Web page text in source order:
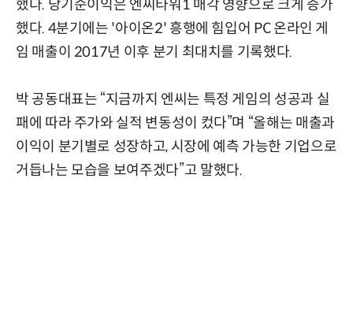
했다. 당기순이익은 엔씨타워1 매각 영향으로 크게 증가
했다. 4분기에는 '아이온2' 흥행에 힘입어 PC 온라인 게
임 매출이 2017년 이후 분기 최대치를 기록했다.
박 공동대표는 “지금까지 엔씨는 특정 게임의 성공과 실
패에 따라 주가와 실적 변동성이 컸다”며 “올해는 매출과
이익이 분기별로 성장하고, 시장에 예측 가능한 기업으로
거듭나는 모습을 보여주겠다”고 말했다.